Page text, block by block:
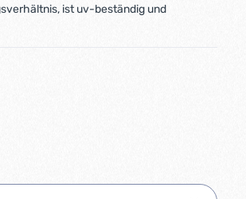
ist uv-beständig und